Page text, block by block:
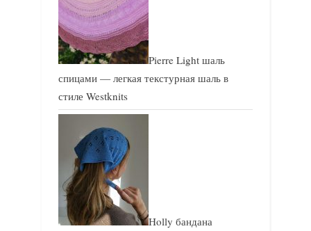
Pierre Light шаль
спицами — легкая текстурная шаль в
стиле Westknits
Holly бандана